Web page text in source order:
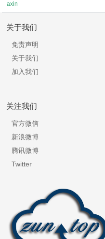
axin
关于我们
免责声明
关于我们
加入我们
关注我们
官方微信
新浪微博
腾讯微博
Twitter